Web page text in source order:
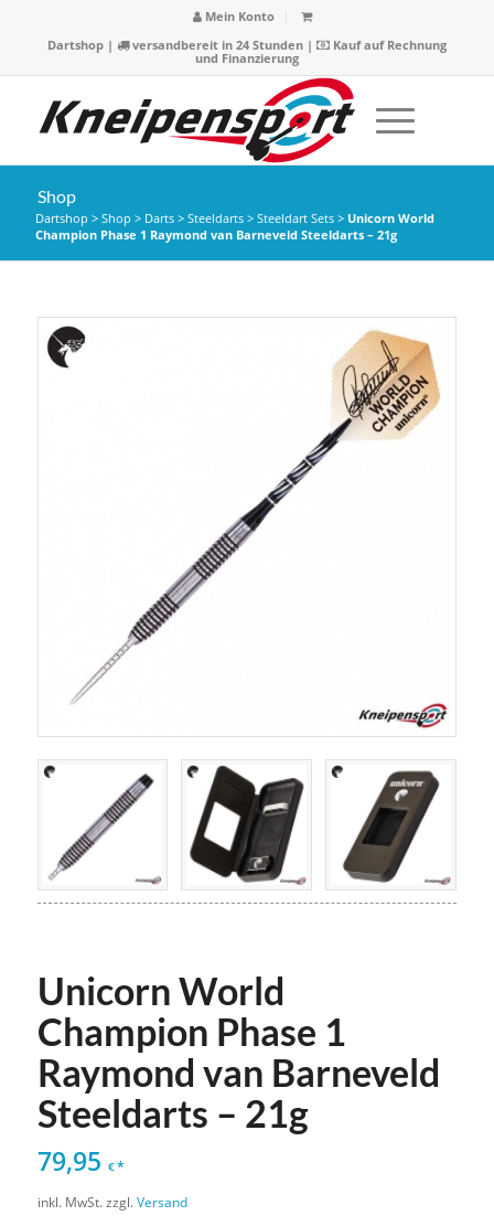
Mein Konto
Dartshop| versandbereit in 24 Stunden |
Kauf auf Rechnung
und Finanzierung
Shop
Dartshop > Shop > Darts> Steeldarts> Steeldart Sets> Unicorn World
Champion Phase 1 Raymond van Barneveld Steeldarts – 21g
Unicorn World
Champion Phase 1
Raymond van Barneveld
Steeldarts – 21g
79,95 €*
inkl. MwSt. zzgl.Versand